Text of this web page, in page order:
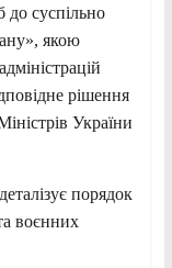
до суспільно
якою
рішення
України
порядок
воєнних